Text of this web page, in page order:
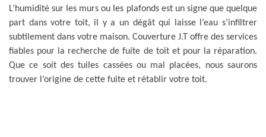
L’humidité sur les murs ou les plafonds est un signe que quelque
part dans votre toit, il y a un dégât qui laisse l’eau s’infiltrer
subtilement dans votre maison. Couverture J.T offre des services
fiables pour la recherche de fuite de toit et pour la réparation.
Que ce soit des tuiles cassées ou mal placées, nous saurons
trouver l’origine de cette fuite et rétablir votre toit.